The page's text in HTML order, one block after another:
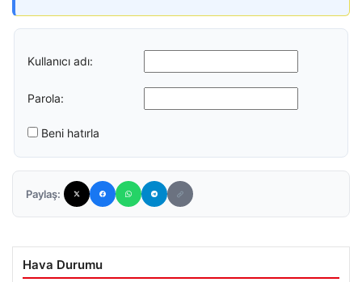
Kullanıcı adı:
Parola:
Beni hatırla
Paylaş:
Hava Durumu